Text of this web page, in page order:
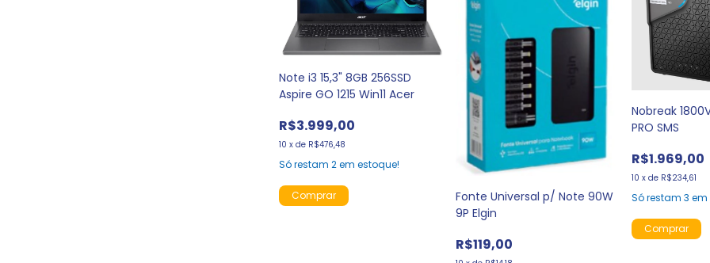
Note i3 15,3" 8GB 256SSD
Aspire GO 1215 Win11 Acer
R$3.999,00
10 xde R$476,48
Só restam2em estoque!
Fonte Universal p/ Note 90W
9P Elgin
R$119,00
Nobreak
PRO SMS
R$1.969,00
10 xde R$234,61
Só restam3 em